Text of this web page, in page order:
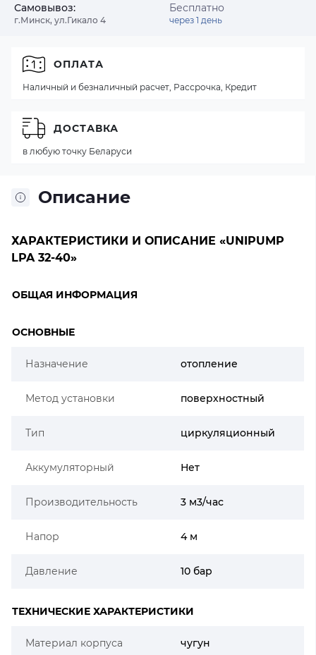
Самовывоз:
г.Минск, ул.Гикало 4
Бесплатно
через 1 день
Описание
ХАРАКТЕРИСТИКИ И ОПИСАНИЕ «UNIPUMP
LPA 32-40»
ОБЩАЯ ИНФОРМАЦИЯ
ОСНОВНЫЕ
Назначение отопление
Метод установки поверхностный
Тип циркуляционный
Аккумуляторный Нет
Производительность 3 м3/час
Напор 4 м
Давление 10 бар
ТЕХНИЧЕСКИЕ ХАРАКТЕРИСТИКИ
Материал корпуса чугун
ОПЛАТА
Наличный и безналичный расчет, Рассрочка, Кредит
ДОСТАВКА
в любую точку Беларуси